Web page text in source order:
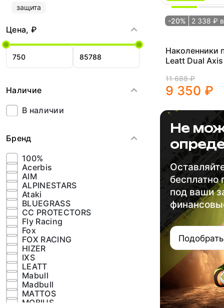
защита
Цена, ₽
Наличие
В наличии
Бренд
100%
Acerbis
AIM
ALPINESTARS
Ataki
BLUEGRASS
CC PROTECTORS
Fly Racing
Fox
FOX RACING
HIZER
IXS
LEATT
Mabull
Madbull
MATTOS
MOBIUS
-20% 2 338 ₽
Наколенники
Leatt Dual
Guard Junior
(5023051100))
11 688 ₽
9 350 ₽
Не
бесплатно
под ваши
Подобрать